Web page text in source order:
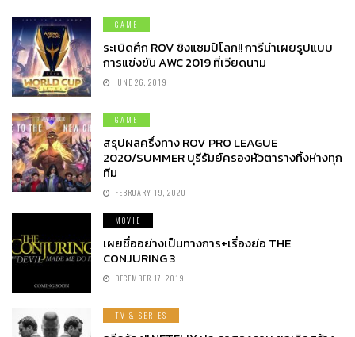
GAME
ระเบิดศึก ROV ชิงแชมป์โลก!! การีน่าเผยรูปแบบ
การแข่งขัน AWC 2019 ที่เวียดนาม
JUNE 26, 2019
GAME
สรุปผลครึ่งทาง ROV PRO LEAGUE
2020/SUMMER บุรีรัมย์ครองหัวตารางทิ้งห่างทุก
ทีม
FEBRUARY 19, 2020
MOVIE
เผยชื่ออย่างเป็นทางการ+เรื่องย่อ THE
CONJURING 3
DECEMBER 17, 2019
TV & SERIES